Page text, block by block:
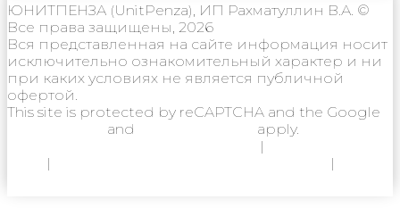
ЮНИТПЕНЗА (UnitPenza), ИП Рахматуллин В.А. ©
Все права защищены, 2026
Вся представленная на сайте информация носит
исключительно ознакомительный характер и ни
при каких условиях не является публичной
офертой.
This site is protected by reCAPTCHA and the Google
and
apply.
|
|
|